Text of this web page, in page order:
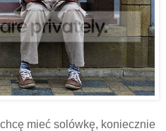
mieć solówkę, koniecznie